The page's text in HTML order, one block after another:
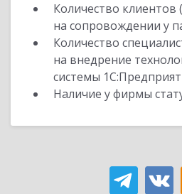
Количество
на сопровождении у
Количество
на внедрение
системы
Наличие у фирмы